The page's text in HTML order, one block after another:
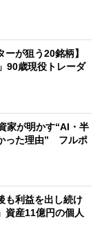
ーが狙う20銘柄】
90歳現役トレーダ
家が明かす“AI・半
った理由” フルポ
も利益を出し続け
資産11億円の個人